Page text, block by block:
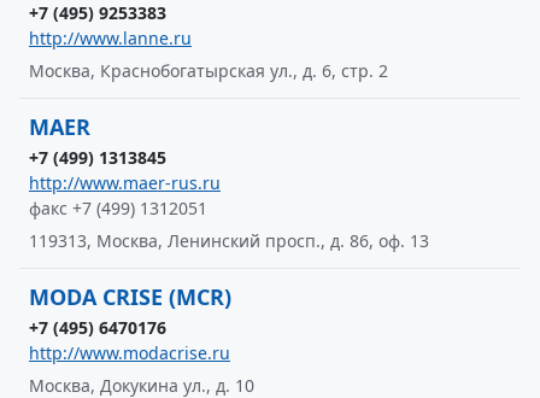
+7 (495) 9253383
http://www.lanne.ru
Москва, Краснобогатырская ул., д. 6, стр. 2
MAER
+7 (499) 1313845
http://www.maer-rus.ru
факс +7 (499) 1312051
119313, Москва, Ленинский просп., д. 86, оф. 13
MODA CRISE (MCR)
+7 (495) 6470176
http://www.modacrise.ru
Москва, Докукина ул., д. 10